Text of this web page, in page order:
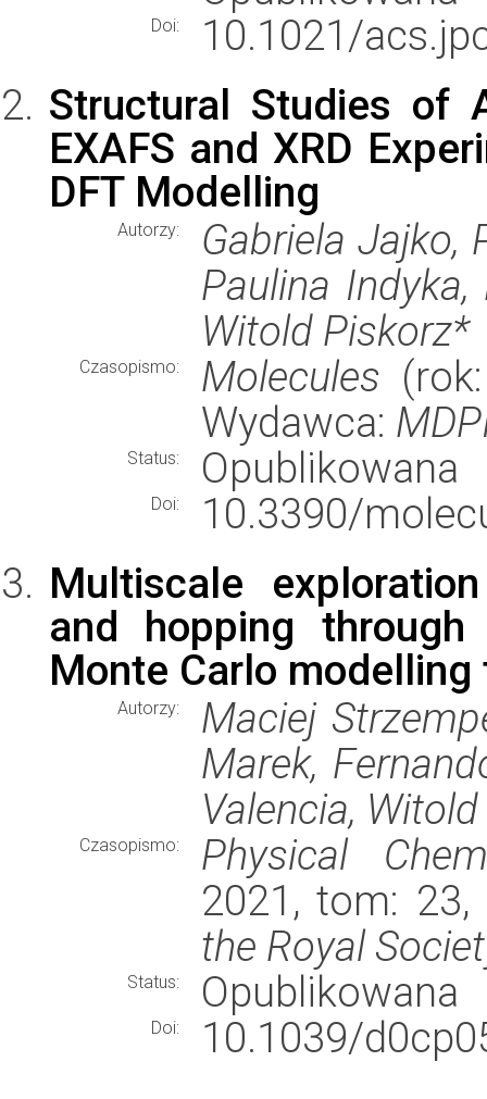
Doi:
10.1021/
Structural Studies of
EXAFS and XRD
DFT Modelling
Autorzy:
Gabriela Jajko,
Paulina
Witold Piskorz*
Czasopismo: Molecules
Wydawca:
Status: Opublikowana
Doi:
10.3390/
Multiscale
and hopping
Monte Carlo
Autorzy:
Maciej
Marek,
Valencia,
Czasopismo:
Physical
2021, tom: 23,
the Royal
Status: Opublikowana
Doi: 10.1039/